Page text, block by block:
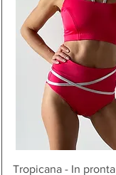
Vista rapida
Tropicana - In pronta